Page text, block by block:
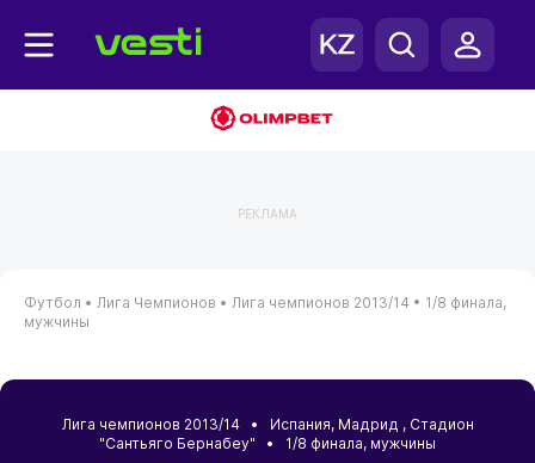
РЕКЛАМА
Футбол • Лига Чемпионов • Лига чемпионов 2013/14 • 1/8 финала,
мужчины
Лига чемпионов 2013/14 • Испания, Мадрид , Стадион
"Сантьяго Бернабеу" • 1/8 финала, мужчины